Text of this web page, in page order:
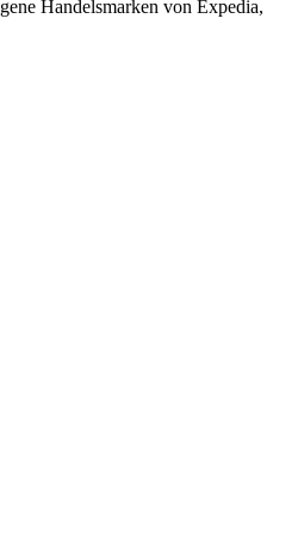
Handelsmarken von Expedia,